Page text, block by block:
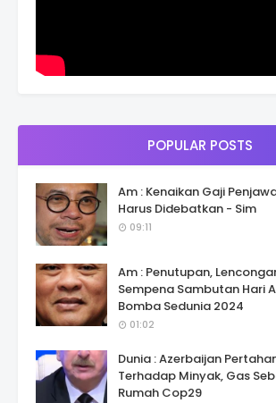
POPULAR POSTS
Am : Kenaikan Gaji
Harus Didebatkan - Sim
09:11
Am : Penutupan,
Sempena Sambutan Hari
Bomba Sedunia 2024
01:02
Dunia : Azerbaijan
Terhadap Minyak, Gas
Rumah Cop29